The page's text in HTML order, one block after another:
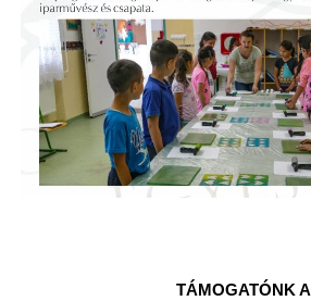
TÁMOGATÓNK A